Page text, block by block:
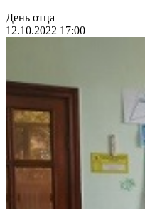
День отца
12.10.2022 17:00